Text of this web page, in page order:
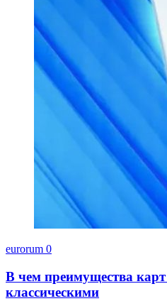
eurorum 0
В чем преимущества
классическими